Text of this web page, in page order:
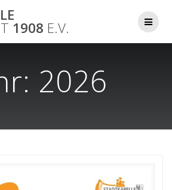
content
1908 E.V.
2026